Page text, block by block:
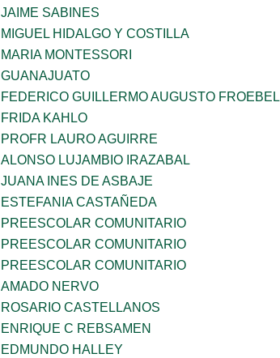
JAIME SABINES
MIGUEL HIDALGO Y COSTILLA
MARIA MONTESSORI
GUANAJUATO
FEDERICO GUILLERMO AUGUSTO FROEBEL
FRIDA KAHLO
PROFR LAURO AGUIRRE
ALONSO LUJAMBIO IRAZABAL
JUANA INES DE ASBAJE
ESTEFANIA CASTAÑEDA
PREESCOLAR COMUNITARIO
PREESCOLAR COMUNITARIO
PREESCOLAR COMUNITARIO
AMADO NERVO
ROSARIO CASTELLANOS
ENRIQUE C REBSAMEN
EDMUNDO HALLEY